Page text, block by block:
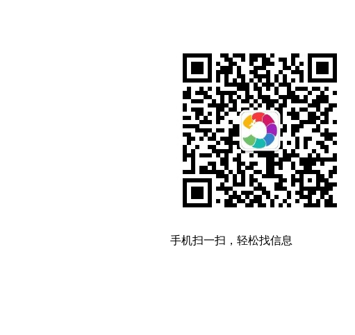
手机扫一扫，轻松找信息